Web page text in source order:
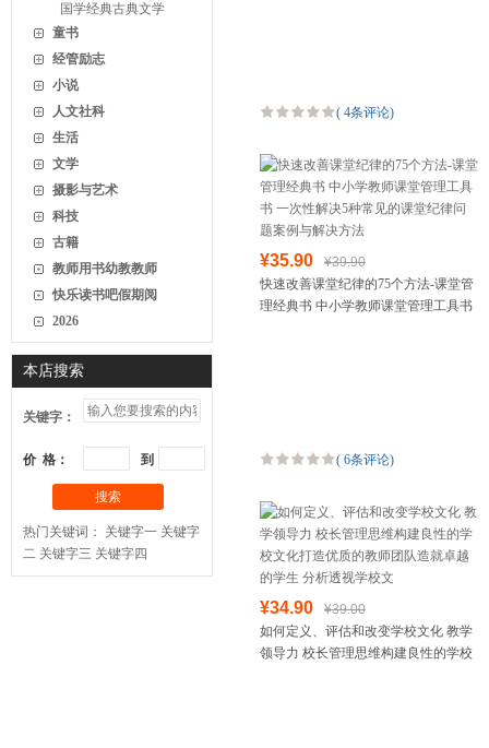
国学经典古典文学
童书
经管励志
小说
人文社科
生活
文学
摄影与艺术
科技
古籍
教师用书幼教教师
快乐读书吧假期阅
2026
本店搜索
关键字：
价 格： 到
搜索
热门关键词： 关键字一 关键字
二 关键字三 关键字四
( 4条评论)
¥35.90
¥39.90
快速改善课堂纪律的75个方法-课堂管
理经典书 中小学教师课堂管理工具书
( 6条评论)
¥34.90
¥39.00
如何定义、评估和改变学校文化 教学
领导力 校长管理思维构建良性的学校